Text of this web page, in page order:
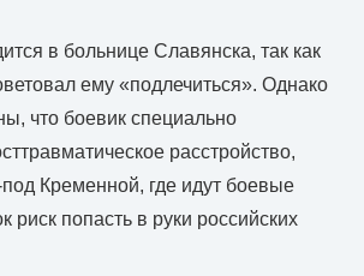
в больнице Славянска, так как
ему «подлечиться». Однако
что боевик специально
расстройство,
под Кременной, где идут боевые
риск попасть в руки российских